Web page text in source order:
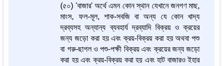
(৫০) 'বাজার' অর্থে এমন কোন স্থান যেখানে জনগণ মাছ,
মাংস, ফল-মূল, শাক-সবজি বা অন্য যে কোন খাদ্য
দ্রব্যসহ অন্যান্য ব্যবহার্য দ্রব্যাদি বিক্রয় ও ক্রয়ের
জন্য জড়ো করা হয় এবং ক্রয়-বিক্রয় করা হয় অথবা পশু
বা গরু-ছাগল ও পশু-পক্ষী বিক্রয় এবং ক্রয়ের জন্য জড়ো
করা হয় এবং ক্রয়-বিক্রয় করা হয় এবং হাট বাজারও ইহার